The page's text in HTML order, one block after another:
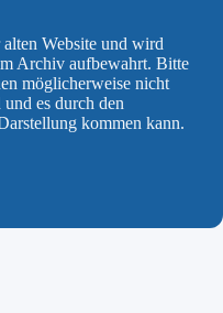
Website und wird
Archiv aufbewahrt. Bitte
möglicherweise nicht
es durch den
kommen kann.